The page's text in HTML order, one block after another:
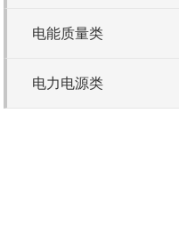
电能质量类
电力电源类